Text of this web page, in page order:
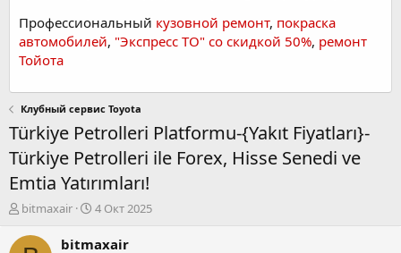
Профессиональный кузовной ремонт, покраска
автомобилей, "Экспресс ТО" со скидкой 50%, ремонт
Тойота
Клубный сервис Toyota
Türkiye Petrolleri Platformu-{Yakıt Fiyatları}-
Türkiye Petrolleri ile Forex, Hisse Senedi ve
Emtia Yatırımları!
А
т
bitmaxair
Д
т
4 Окт 2025
bitmaxair